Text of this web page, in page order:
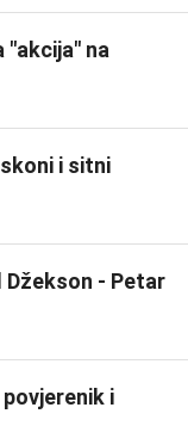
"akcija" na
i sitni
Džekson - Petar
i